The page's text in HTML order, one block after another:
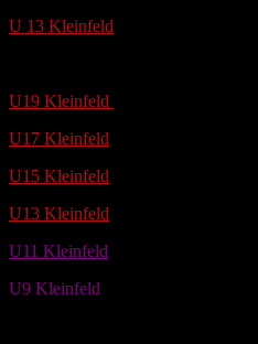
U 13 Kleinfeld
U19 Kleinfeld
U17 Kleinfeld
U15 Kleinfeld
U13 Kleinfeld
U11 Kleinfeld
U9